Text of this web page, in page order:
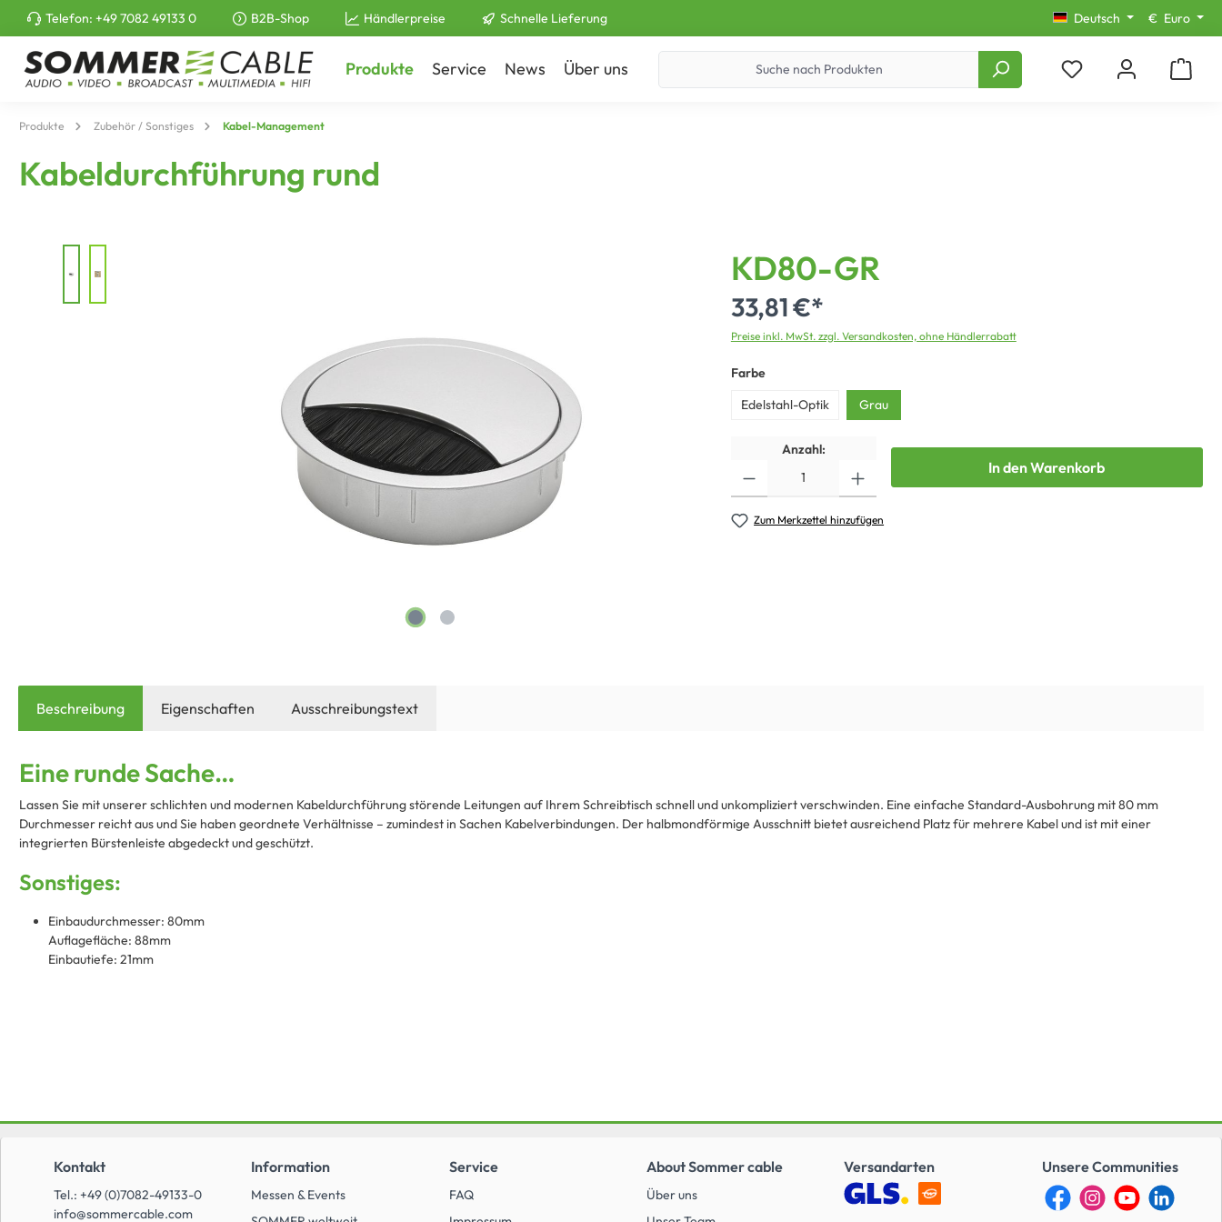
springen Zur Hauptnavigation springen
Telefon: +49 7082 49133 0 B2B-Shop Händlerpreise Schnelle Lieferung Deutsch € Euro
Produkte Service News Über uns
Produkte Zubehör / Sonstiges Kabel-Management
Kabeldurchführung rund
KD80-GR
33,81 €*
Preise inkl. MwSt. zzgl. Versandkosten, ohne Händlerrabatt
Farbe
Edelstahl-Optik
Grau
Anzahl:
In den Warenkorb
Zum Merkzettel hinzufügen
Beschreibung Eigenschaften Ausschreibungstext
Eine runde Sache…
Lassen Sie mit unserer schlichten und modernen Kabeldurchführung störende Leitungen auf Ihrem Schreibtisch schnell und unkompliziert verschwinden. Eine einfache Standard-Ausbohrung mit 80 mm
Durchmesser reicht aus und Sie haben geordnete Verhältnisse – zumindest in Sachen Kabelverbindungen. Der halbmondförmige Ausschnitt bietet ausreichend Platz für mehrere Kabel und ist mit einer
integrierten Bürstenleiste abgedeckt und geschützt.
Sonstiges:
Einbaudurchmesser: 80mm
Auflagefläche: 88mm
Einbautiefe: 21mm
Information
Messen & Events
Service
FAQ
About Sommer cable
Über uns
Versandarten Unsere Communities
Kontakt
Tel.: +49 (0)7082-49133-0
info@sommercable.com